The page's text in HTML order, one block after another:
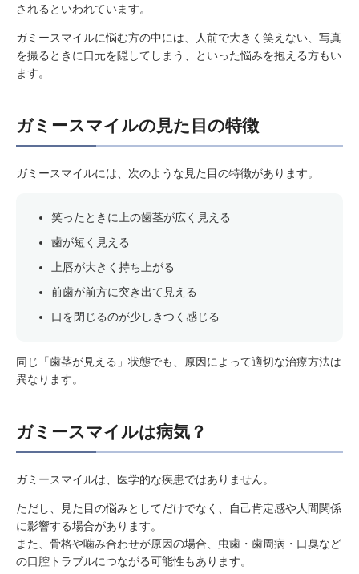
されるといわれています。
ガミースマイルに悩む方の中には、人前で大きく笑えない、写真
を撮るときに口元を隠してしまう、といった悩みを抱える方もい
ます。
ガミースマイルの見た目の特徴
ガミースマイルには、次のような見た目の特徴があります。
笑ったときに上の歯茎が広く見える
歯が短く見える
上唇が大きく持ち上がる
前歯が前方に突き出て見える
口を閉じるのが少しきつく感じる
同じ「歯茎が見える」状態でも、原因によって適切な治療方法は
異なります。
ガミースマイルは病気？
ガミースマイルは、医学的な疾患ではありません。
ただし、見た目の悩みとしてだけでなく、自己肯定感や人間関係
に影響する場合があります。
また、骨格や噛み合わせが原因の場合、虫歯・歯周病・口臭など
の口腔トラブルにつながる可能性もあります。